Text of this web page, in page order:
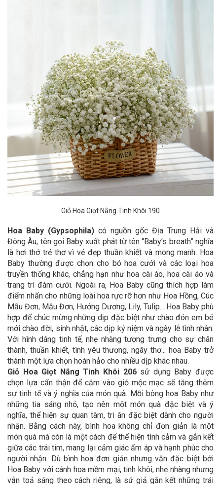
Giỏ Hoa Giọt Nắng Tinh Khôi 190
Hoa Baby (Gypsophila) có nguồn gốc Địa Trung Hải và
Đông Âu, tên gọi Baby xuất phát từ tên “Baby’s breath” nghĩa
là hơi thở trẻ thơ vì vẻ đẹp thuần khiết và mong manh. Hoa
Baby thường được chọn cho bó hoa cưới và các loại hoa
truyền thống khác, chẳng hạn như hoa cài áo, hoa cài áo và
trang trí đám cưới. Ngoài ra, Hoa Baby cũng thích hợp làm
điểm nhấn cho những loài hoa rực rỡ hơn như Hoa Hồng, Cúc
Mẫu Đơn, Mẫu Đơn, Hướng Dương, Lily, Tulip... Hoa Baby phù
hợp để chúc mừng những dịp đặc biệt như chào đón em bé
mới chào đời, sinh nhật, các dịp kỷ niệm và ngày lễ tình nhân.
Với hình dáng tinh tế, nhẹ nhàng tượng trưng cho sự chân
thành, thuần khiết, tình yêu thương, ngây thơ... hoa Baby trở
thành một lựa chọn hoàn hảo cho nhiều dịp khác nhau.
Giỏ Hoa Giọt Nắng Tinh Khôi 206sử dụng Baby được
chọn lựa cẩn thận để cắm vào giỏ mộc mạc sẽ tăng thêm
sự tinh tế và ý nghĩa của món quà. Mỗi bông hoa Baby như
những tia sáng nhỏ, tạo nên một món quà đặc biệt và ý
nghĩa, thể hiện sự quan tâm, tri ân đặc biệt dành cho người
nhận. Bằng cách này, bình hoa không chỉ đơn giản là một
món quà mà còn là một cách để thể hiện tình cảm và gắn kết
giữa các trái tim, mang lại cảm giác ấm áp và hạnh phúc cho
người nhận. Dù bình hoa đơn giản nhưng vẫn đặc biệt bởi
Hoa Baby với cánh hoa mềm mại, tinh khôi, nhẹ nhàng nhưng
vẫn toả sáng theo cách riêng, là sứ giả gắn kết những trái